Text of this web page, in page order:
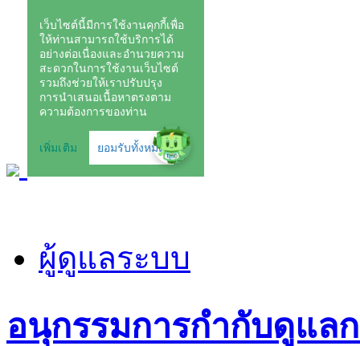
ผู้ดูแลระบบ
อนุกรรมการกำกับดูแล